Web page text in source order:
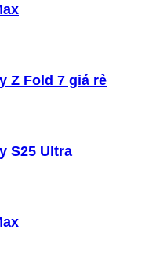
Z Fold 7 giá rẻ
S25 Ultra